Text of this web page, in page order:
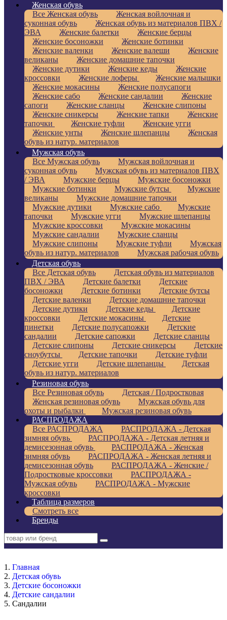
Женская обувь
Все Женская обувь
Женская войлочная и
суконная обувь
Женская обувь из материалов ПВХ /
ЭВА
Женские балетки
Женские берцы
Женские босоножки
Женские ботинки
Женские валенки
Женские валеши
Женские
великаны
Женские домашние тапочки
Женские дутики
Женские кеды
Женские
кроссовки
Женские лоферы
Женские малышки
Женские мокасины
Женские полусапоги
Женские сабо
Женские сандалии
Женские
сапоги
Женские сланцы
Женские слипоны
Женские сникерсы
Женские тапки
Женские
тапочки
Женские туфли
Женские угги
Женские унты
Женские шлепанцы
Женская
обувь из натур. материалов
Мужская обувь
Все Мужская обувь
Мужская войлочная и
суконная обувь
Мужская обувь из материалов ПВХ
/ ЭВА
Мужские берцы
Мужские босоножки
Мужские ботинки
Мужские бутсы
Мужские
великаны
Мужские домашние тапочки
Мужские дутики
Мужские сабо
Мужские
тапочки
Мужские угги
Мужские шлепанцы
Мужские кроссовки
Мужские мокасины
Мужские сандалии
Мужские сланцы
Мужские слипоны
Мужские туфли
Мужская
обувь из натур. материалов
Мужская рабочая обувь
Детская обувь
Все Детская обувь
Детская обувь из материалов
ПВХ / ЭВА
Детские балетки
Детские
босоножки
Детские ботинки
Детские бутсы
Детские валенки
Детские домашние тапочки
Детские дутики
Детские кеды
Детские
кроссовки
Детские мокасины
Детские
пинетки
Детские полусапожки
Детские
сандалии
Детские сапожки
Детские сланцы
Детские слипоны
Детские сникерсы
Детские
сноубутсы
Детские тапочки
Детские туфли
Детские угги
Детские шлепанцы
Детская
обувь из натур. материалов
Резиновая обувь
Все Резиновая обувь
Детская / Подростковая
Женская резиновая обувь
Мужская обувь для
охоты и рыбалки
Мужская резиновая обувь
РАСПРОДАЖА
Все РАСПРОДАЖА
РАСПРОДАЖА - Детская
зимняя обувь
РАСПРОДАЖА - Детская летняя и
демисезонная обувь
РАСПРОДАЖА - Женская
зимняя обувь
РАСПРОДАЖА - Женская летняя и
демисезонная обувь
РАСПРОДАЖА - Женские /
Подростковые кроссовки
РАСПРОДАЖА -
Мужская обувь
РАСПРОДАЖА - Мужские
кроссовки
Таблица размеров
Смотреть все
Бренды
Главная
Детская обувь
Детские босоножки
Детские сандалии
Сандалии